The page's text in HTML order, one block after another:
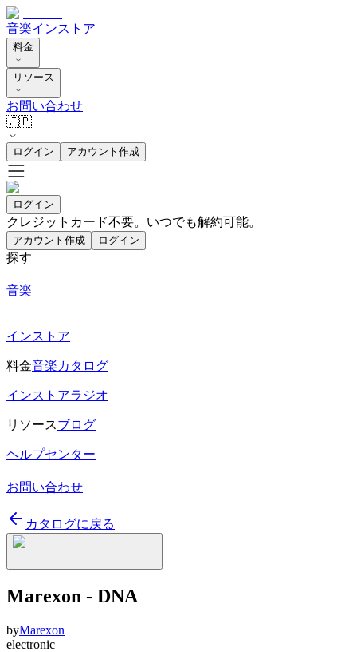
音楽インストア
料金
リソース
お問い合わせ
🇯🇵
ログイン アカウント作成
ログイン
クレジットカード不要。いつでも解約可能。
アカウント作成 ログイン
探す
音楽
インストア
料金音楽カタログ
インストアラジオ
リソースブログ
ヘルプセンター
お問い合わせ
カタログに戻る
Marexon - DNA
byMarexon
electronic